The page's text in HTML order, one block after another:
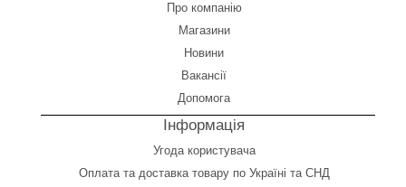
Про компанію
Магазини
Новини
Вакансії
Допомога
Інформація
Угода користувача
Оплата та доставка товару по Україні та СНД